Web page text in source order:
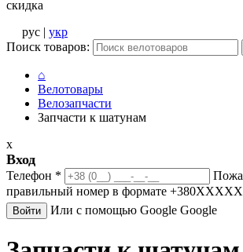
скидка
рус | укр
Поиск товаров:
⌂
Велотовары
Велозапчасти
Запчасти к шатунам
x
Вход
Телефон *
правильный номер в формате
Войти Или с помощью Google Google